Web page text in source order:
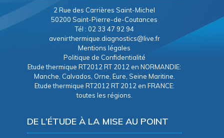
2 Rue des Carrières Saint-Michel
50200 Saint-Pierre-de-Coutances
Tél : 02 33 47 92 94
avenirthermique.diagnostics@live.fr
Mentions légales
Politique de Confidentialité
Etude thermique RT2012 RT 2012 en NORMANDIE:
Manche, Calvados, Orne, Eure, Seine Maritine.
Etude thermique RT2012 RT 2012 en FRANCE:
toutes les régions.
DE L’ÉTUDE À LA MISE AU POINT